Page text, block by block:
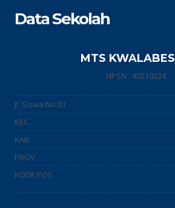
Data Sekolah
MTS
NPSN : 40210224
Jl. Siswa No.01
KEC.
KAB.
PROV.
KODE POS